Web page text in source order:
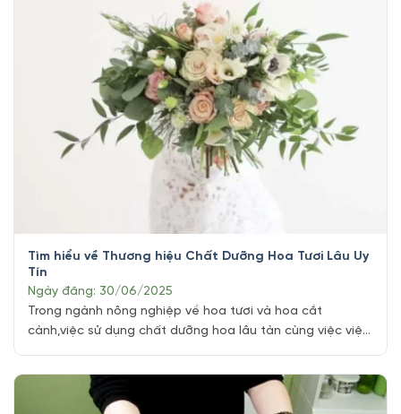
Tìm hiểu về Thương hiệu Chất Dưỡng Hoa Tươi Lâu Uy
Tín
Ngày đăng: 30/06/2025
Trong ngành nông nghiệp về hoa tươi và hoa cắt
cành,việc sử dụng chất dưỡng hoa lâu tàn cùng việc việc
yếu tố quan trọng để đáp ứng nhu cầu của khách hàng.
Chất bảo quản hoa ngày nay đã trở [...]